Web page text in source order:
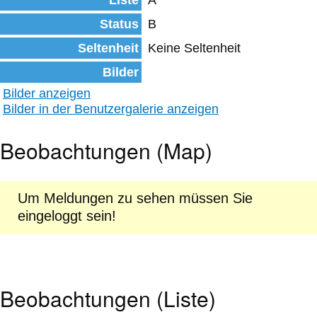
Status
B
Seltenheit
Keine Seltenheit
Bilder
Bilder anzeigen
Bilder in der Benutzergalerie anzeigen
Beobachtungen (Map)
Um Meldungen zu sehen müssen Sie
eingeloggt sein!
Beobachtungen (Liste)